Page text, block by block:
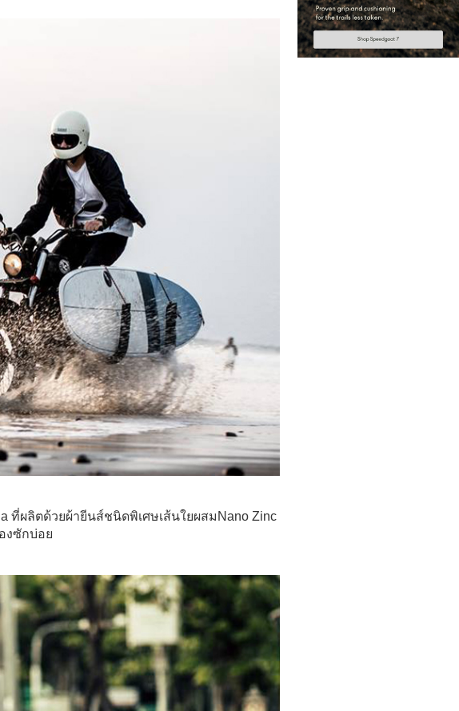
ที่ผลิตด้วยผ้ายีนส์ชนิดพิเศษเส้นใยผสมNano Zinc
งซักบ่อย